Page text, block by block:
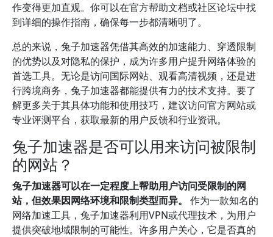
作变得更加直观。你可以在官方帮助文档或社区论坛中找
到详细的操作指南，确保每一步都清晰明了。
总的来说，兔子加速器凭借其高效的加速能力、穿透限制
的优势以及对隐私的保护，成为许多用户提升网络体验的
首选工具。无论是访问国际网站、观看高清视频，还是进
行跨境商务，兔子加速器都能提供有力的技术支持。要了
解更多关于其具体功能和使用技巧，建议访问官方网站或
专业评测平台，获取最新的用户反馈和行业资讯。
兔子加速器是否可以用来访问被限制
的网站？
兔子加速器可以在一定程度上帮助用户访问受限制的网
站，但效果因网络环境和限制类型而异。
作为一款知名的
网络加速工具，兔子加速器利用VPN或代理技术，为用户
提供突破地域限制的可能性。许多用户关心，它是否真的